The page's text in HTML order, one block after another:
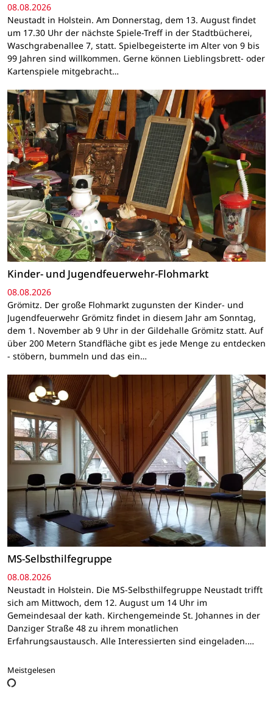
08.08.2026
Neustadt in Holstein. Am Donnerstag, dem 13. August findet
um 17.30 Uhr der nächste Spiele-Treff in der Stadtbücherei,
Waschgrabenallee 7, statt. Spielbegeisterte im Alter von 9 bis
99 Jahren sind willkommen. Gerne können Lieblingsbrett- oder
Kartenspiele mitgebracht…
Kinder- und Jugendfeuerwehr-Flohmarkt
08.08.2026
Grömitz. Der große Flohmarkt zugunsten der Kinder- und
Jugendfeuerwehr Grömitz findet in diesem Jahr am Sonntag,
dem 1. November ab 9 Uhr in der Gildehalle Grömitz statt. Auf
über 200 Metern Standfläche gibt es jede Menge zu entdecken
- stöbern, bummeln und das ein…
MS-Selbsthilfegruppe
08.08.2026
Neustadt in Holstein. Die MS-Selbsthilfegruppe Neustadt trifft
sich am Mittwoch, dem 12. August um 14 Uhr im
Gemeindesaal der kath. Kirchengemeinde St. Johannes in der
Danziger Straße 48 zu ihrem monatlichen
Erfahrungsaustausch. Alle Interessierten sind eingeladen.…
Meistgelesen